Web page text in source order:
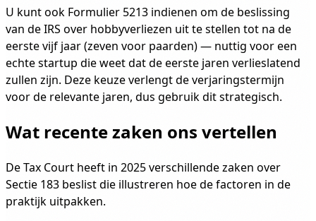
U kunt ook Formulier 5213 indienen om de beslissing
van de IRS over hobbyverliezen uit te stellen tot na de
eerste vijf jaar (zeven voor paarden) — nuttig voor een
echte startup die weet dat de eerste jaren verlieslatend
zullen zijn. Deze keuze verlengt de verjaringstermijn
voor de relevante jaren, dus gebruik dit strategisch.
Wat recente zaken ons vertellen
De Tax Court heeft in 2025 verschillende zaken over
Sectie 183 beslist die illustreren hoe de factoren in de
praktijk uitpakken.